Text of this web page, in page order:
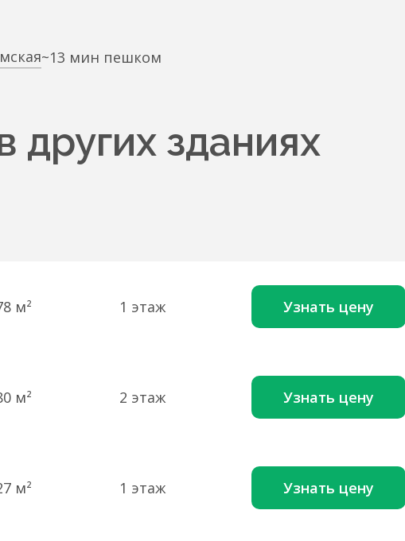
~13 мин пешком
зданиях
м² 1 этаж Узнать цену
м² 2 этаж Узнать цену
м² 1 этаж Узнать цену